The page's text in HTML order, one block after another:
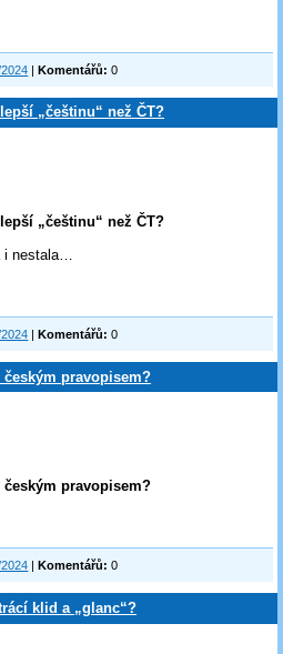
|Komentářů: 0
„češtinu“ než ČT?
„češtinu“ než ČT?
i nestala…
|Komentářů: 0
českým pravopisem?
českým pravopisem?
Komentářů: 0
klid a „glanc“?